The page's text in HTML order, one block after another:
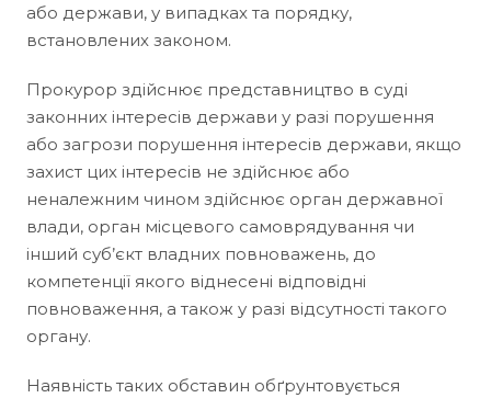
або держави, у випадках та порядку,
встановлених законом.
Прокурор здійснює представництво в суді
законних інтересів держави у разі порушення
або загрози порушення інтересів держави, якщо
захист цих інтересів не здійснює або
неналежним чином здійснює орган державної
влади, орган місцевого самоврядування чи
інший суб’єкт владних повноважень, до
компетенції якого віднесені відповідні
повноваження, а також у разі відсутності такого
органу.
Наявність таких обставин обґрунтовується